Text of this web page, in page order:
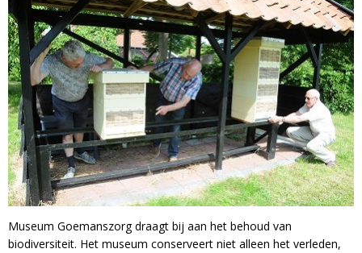
Museum Goemanszorg draagt bij aan het behoud van
biodiversiteit. Het museum conserveert niet alleen het verleden,